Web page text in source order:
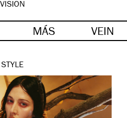
VISION
MÁS VEIN
STYLE